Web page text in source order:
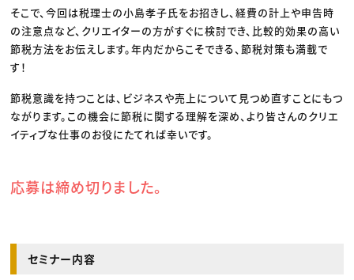
そこで、今回は税理士の小島孝子氏をお招きし、経費の計上や申告時
の注意点など、クリエイターの方がすぐに検討でき、比較的効果の高い
節税方法をお伝えします。年内だからこそできる、節税対策も満載で
す！
節税意識を持つことは、ビジネスや売上について見つめ直すことにもつ
ながります。この機会に節税に関する理解を深め、より皆さんのクリエ
イティブな仕事のお役にたてれば幸いです。
応募は締め切りました。
セミナー内容